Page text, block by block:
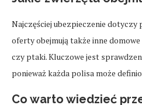
Najczęściej ubezpieczenie dotyczy
oferty obejmują także inne
czy ptaki. Kluczowe jest
ponieważ każda polisa może
Co warto wiedzieć